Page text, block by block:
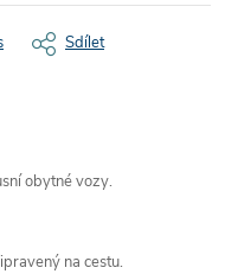
Sdílet
obytné vozy.
na cestu.